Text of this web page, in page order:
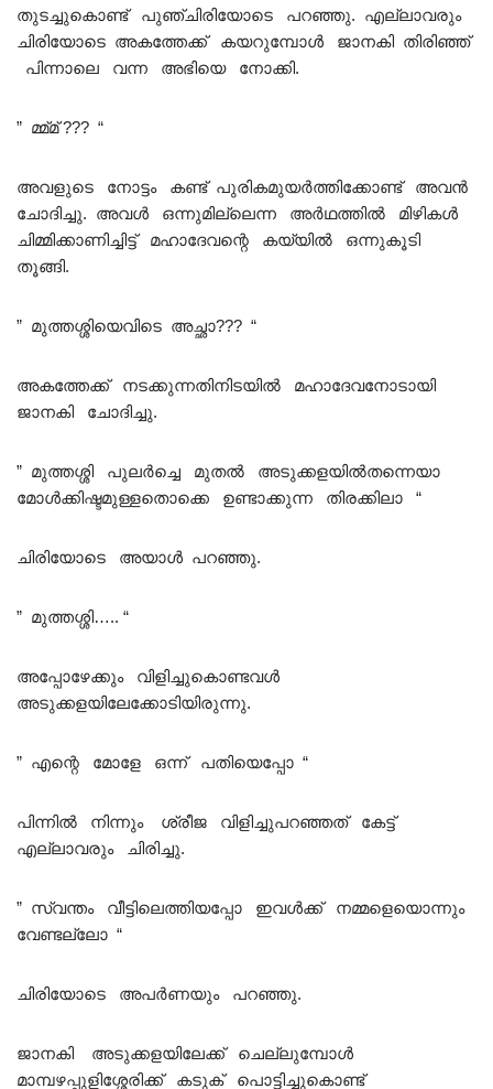
തുടച്ചുകൊണ്ട് പുഞ്ചിരിയോടെ പറഞ്ഞു. എല്ലാവരും
ചിരിയോടെ അകത്തേക്ക് കയറുമ്പോൾ ജാനകി തിരിഞ്ഞ്
പിന്നാലെ വന്ന അഭിയെ നോക്കി.
” മ്മ്മ് ??? “
അവളുടെ നോട്ടം കണ്ട് പുരികമുയർത്തിക്കോണ്ട് അവൻ
ചോദിച്ചു. അവൾ ഒന്നുമില്ലെന്ന അർഥത്തിൽ മിഴികൾ
ചിമ്മിക്കാണിച്ചിട്ട്‌ മഹാദേവന്റെ കയ്യിൽ ഒന്നുകൂടി
തൂങ്ങി.
” മുത്തശ്ശിയെവിടെ അച്ഛാ??? “
അകത്തേക്ക് നടക്കുന്നതിനിടയിൽ മഹാദേവനോടായി
ജാനകി ചോദിച്ചു.
” മുത്തശ്ശി പുലർച്ചെ മുതൽ അടുക്കളയിൽതന്നെയാ
മോൾക്കിഷ്ടമുള്ളതൊക്കെ ഉണ്ടാക്കുന്ന തിരക്കിലാ “
ചിരിയോടെ അയാൾ പറഞ്ഞു.
” മുത്തശ്ശി….. “
അപ്പോഴേക്കും വിളിച്ചുകൊണ്ടവൾ
അടുക്കളയിലേക്കോടിയിരുന്നു.
” എന്റെ മോളേ ഒന്ന് പതിയെപ്പോ “
പിന്നിൽ നിന്നും ശ്രീജ വിളിച്ചുപറഞ്ഞത് കേട്ട്
എല്ലാവരും ചിരിച്ചു.
” സ്വന്തം വീട്ടിലെത്തിയപ്പോ ഇവൾക്ക് നമ്മളെയൊന്നും
വേണ്ടല്ലോ “
ചിരിയോടെ അപർണയും പറഞ്ഞു.
ജാനകി അടുക്കളയിലേക്ക് ചെല്ലുമ്പോൾ
മാമ്പഴപ്പുളിശ്ശേരിക്ക് കടുക് പൊട്ടിച്ചുകൊണ്ട്